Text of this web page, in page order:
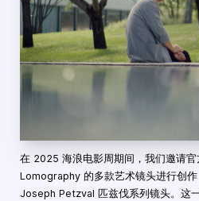
在 2025 海浪电影周期间，我们邀请
Lomography 的多款艺术镜头进行创
Joseph Petzval 匹兹伐系列镜头。这